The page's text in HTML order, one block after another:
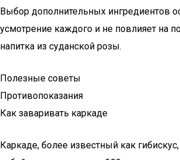
Выбор дополнительных ингредиентов
усмотрение каждого и не повлияет на
напитка из суданской розы.
Полезные советы
Противопоказания
Как заваривать каркаде
Каркаде, более известный как